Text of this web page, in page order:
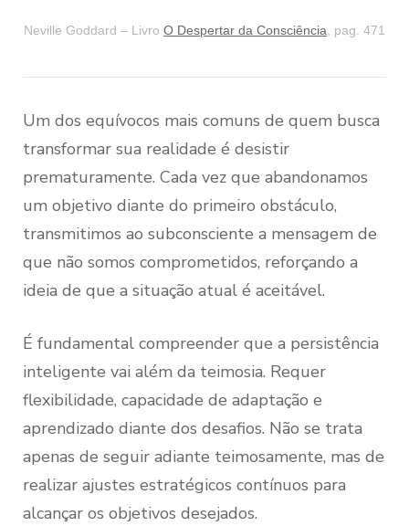
Neville Goddard – Livro O Despertar da Consciência , pag. 471
Um dos equívocos mais comuns de quem busca
transformar sua realidade é desistir
prematuramente. Cada vez que abandonamos
um objetivo diante do primeiro obstáculo,
transmitimos ao subconsciente a mensagem de
que não somos comprometidos, reforçando a
ideia de que a situação atual é aceitável.
É fundamental compreender que a persistência
inteligente vai além da teimosia. Requer
flexibilidade, capacidade de adaptação e
aprendizado diante dos desafios. Não se trata
apenas de seguir adiante teimosamente, mas de
realizar ajustes estratégicos contínuos para
alcançar os objetivos desejados.